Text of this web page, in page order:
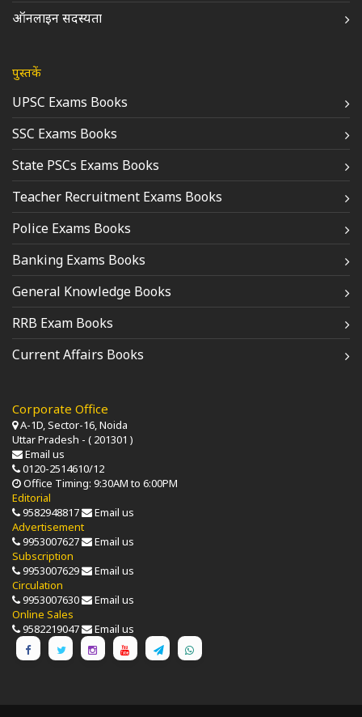
ऑनलाइन सदस्यता
पुस्तकें
UPSC Exams Books
SSC Exams Books
State PSCs Exams Books
Teacher Recruitment Exams Books
Police Exams Books
Banking Exams Books
General Knowledge Books
RRB Exam Books
Current Affairs Books
Corporate Office
A-1D, Sector-16, Noida
Uttar Pradesh - ( 201301 )
Email us
0120-2514610/12
Office Timing: 9:30AM to 6:00PM
Editorial
9582948817
Email us
Advertisement
9953007627
Email us
Subscription
9953007629
Email us
Circulation
9953007630
Email us
Online Sales
9582219047
Email us